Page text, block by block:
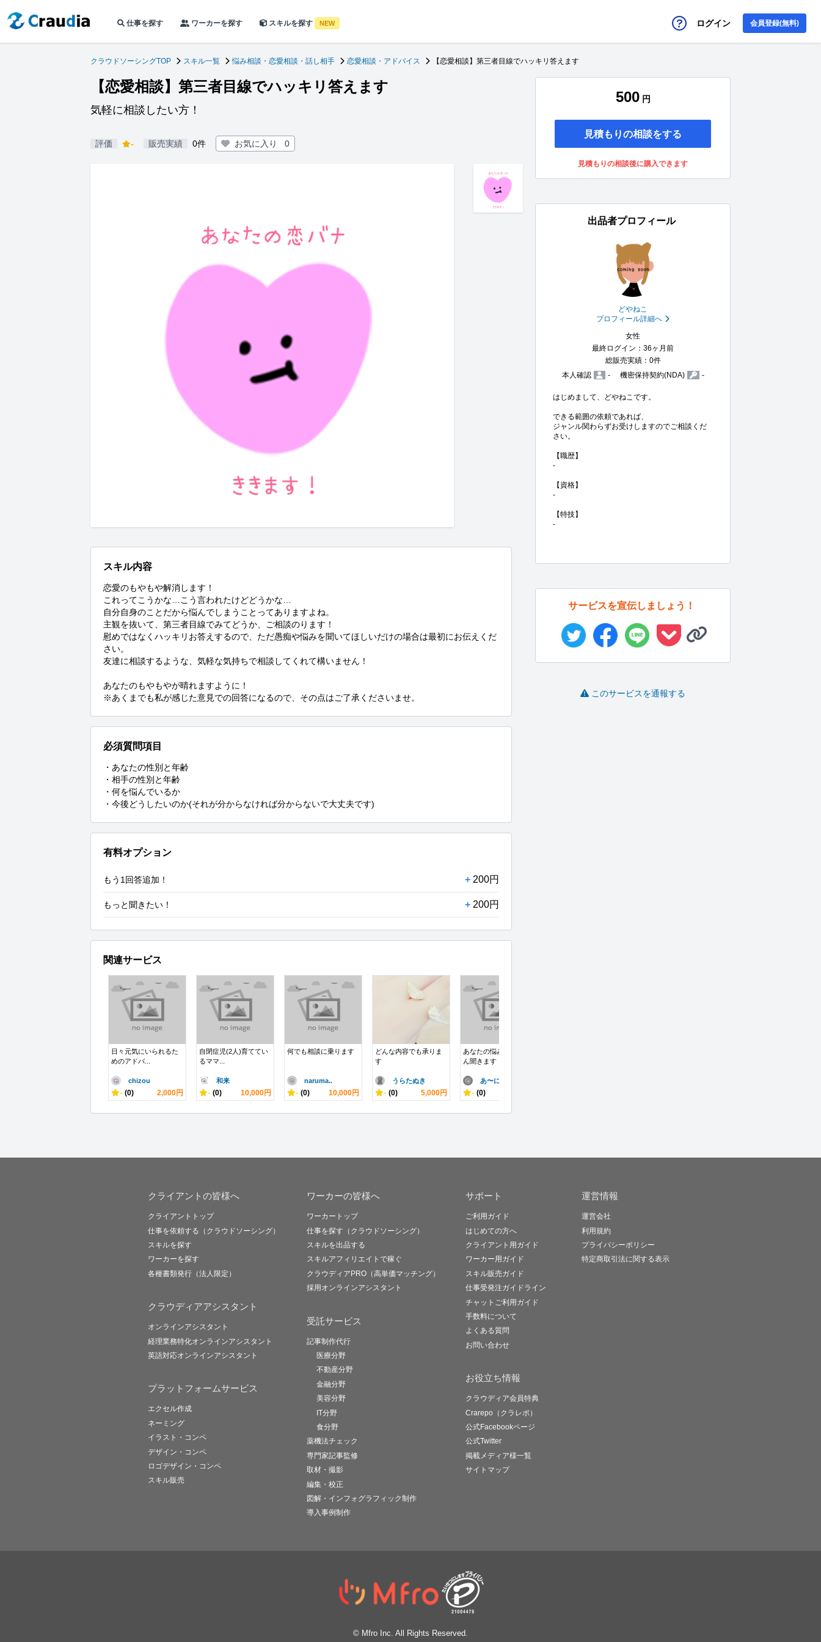
仕事を探す ワーカーを探す スキルを探す NEW ログイン 会員登録(無料)
クラウドソーシングTOP スキル一覧 悩み相談・恋愛相談・話し相手 恋愛相談・アドバイス 【恋愛相談】第三者目線でハッキリ答えます
【恋愛相談】第三者目線でハッキリ答えます
気軽に相談したい方！
評価 - 販売実績 0件 お気に入り 0
スキル内容
恋愛のもやもや解消します！
これってこうかな…こう言われたけどどうかな…
自分自身のことだから悩んでしまうことってありますよね。
主観を抜いて、第三者目線でみてどうか、ご相談のります！
慰めではなくハッキリお答えするので、ただ愚痴や悩みを聞いてほしいだけの場合は最初にお伝えくだ
さい。
友達に相談するような、気軽な気持ちで相談してくれて構いません！
あなたのもやもやが晴れますように！
※あくまでも私が感じた意見での回答になるので、その点はご了承くださいませ。
必須質問項目
・あなたの性別と年齢
・相手の性別と年齢
・何を悩んでいるか
・今後どうしたいのか(それが分からなければ分からないで大丈夫です)
有料オプション
もう1回答追加！ + 200円
もっと聞きたい！ + 200円
関連サービス
日々元気にいられるた
めのアドバ...
chizou
- (0) 2,000円
自閉症児(2人)育ててい
るママ...
和来
- (0) 10,000円
何でも相談に乗ります
naruma..
- (0) 10,000円
どんな内容でも承りま
す
うらたぬき
- (0) 5,000円
あなたの悩みをとこと
ん聞きます
あ〜にゃにゃ
- (0)
500 円
見積もりの相談をする
見積もりの相談後に購入できます
出品者プロフィール
どやねこ
プロフィール詳細へ
女性
最終ログイン：36ヶ月前
総販売実績：0件
本人確認
- 機密保持契約(NDA) -
はじめまして、どやねこです。
できる範囲の依頼であれば、
ジャンル関わらずお受けしますのでご相談くだ
さい。
【職歴】
-
【資格】
-
【特技】
-
サービスを宣伝しましょう！
このサービスを通報する
クライアントの皆様へ
クライアントトップ
仕事を依頼する（クラウドソーシング）
スキルを探す
ワーカーを探す
各種書類発行（法人限定）
クラウディアアシスタント
オンラインアシスタント
経理業務特化オンラインアシスタント
英語対応オンラインアシスタント
プラットフォームサービス
エクセル作成
ネーミング
イラスト・コンペ
デザイン・コンペ
ロゴデザイン・コンペ
スキル販売
ワーカーの皆様へ
ワーカートップ
仕事を探す（クラウドソーシング）
スキルを出品する
スキルアフィリエイトで稼ぐ
クラウディアPRO（高単価マッチング）
採用オンラインアシスタント
受託サービス
記事制作代行
医療分野
不動産分野
金融分野
美容分野
IT分野
食分野
薬機法チェック
専門家記事監修
取材・撮影
編集・校正
図解・インフォグラフィック制作
導入事例制作
サポート
ご利用ガイド
はじめての方へ
クライアント用ガイド
ワーカー用ガイド
スキル販売ガイド
仕事受発注ガイドライン
チャットご利用ガイド
手数料について
よくある質問
お問い合わせ
お役立ち情報
クラウディア会員特典
Crarepo（クラレポ）
公式Facebookページ
公式Twitter
掲載メディア様一覧
サイトマップ
運営情報
運営会社
利用規約
プライバシーポリシー
特定商取引法に関する表示
© Mfro Inc. All Rights Reserved.